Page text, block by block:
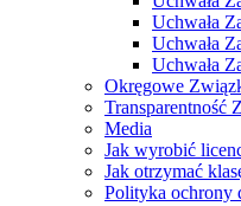
Uchwała
Uchwała
Uchwała
Okręgowe
Transparentność
Media
Jak wyrobić
Jak otrzymać
Polityka ochrony